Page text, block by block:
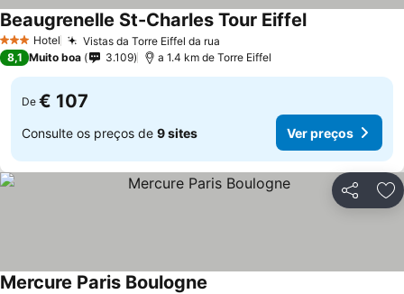
3 EstrelasHotel Vistas da Torre Eiffel da rua
Beaugrenelle St-Charles Tour Eiffel
8,1 Muito boa 3.109 a 1.4 km de Torre Eiffel
De € 107
Consulte os preços de 9 sites Ver preços
Partilhar
Mercure Paris Boulogne